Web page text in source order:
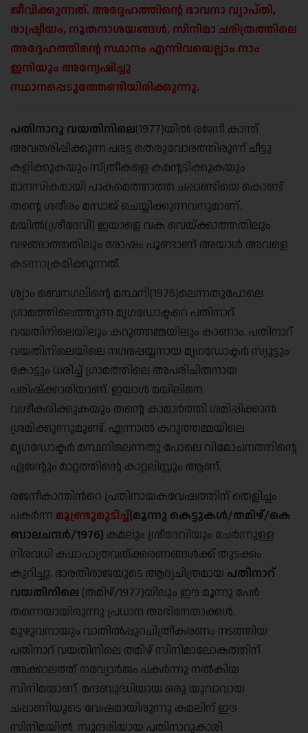
ജീവിക്കുന്നത്. അദ്ദേഹത്തിന്റെ ഭാവനാ വ്യാപ്തി,
രാഷ്ട്രീയം, നൂതനാശയങ്ങൾ, സിനിമാ ചരിത്രത്തിലെ
അദ്ദേഹത്തിന്റെ സ്ഥാനം എന്നിവയെല്ലാം നാം
ഇനിയും അന്വേഷിച്ചു
സ്ഥാനപ്പെടുത്തേണ്ടിയിരിക്കുന്നു.
പതിനാറു വയതിനിലെ(1977)യിൽ രജനീ കാന്ത്
അവതരിപ്പിക്കു‌ന്ന പരട്ട തെരുവോരത്തിരുന്ന് ചീട്ടു
കളിക്കുകയും സ്ത്രീകളെ കമന്റടിക്കുകയും
മാനസികമായി പാകമെത്താത്ത ചപ്പാണ്ടിയെ കൊണ്ട്
തന്റെ ശരീരം മസാജ് ചെയ്യിക്കുന്നവനുമാണ്.
മയിൽ(ശ്രീദേവി) ഇയാളെ വക വെയ്ക്കാത്തതിലും
വഴങ്ങാത്തതിലും രോഷം പൂണ്ടാണ് അയാൾ അവളെ
കടന്നാക്രമിക്കുന്നത്.
ശ്യാം ബെനഗലിന്റെ മന്ഥനി(1976)ലെന്നതുപോലെ
ഗ്രാമത്തിലെത്തുന്ന മൃഗഡോക്ടറെ പതിനാറ്
വയതിനിലെയിലും കറുത്തമ്മയിലും കാണാം. പതിനാറ്
വയതിനിലെയിലെ നഗരപ്പയ്യനായ മൃഗഡോക്ടർ സ്യൂട്ടും
കോട്ടും ധരിച്ച് ഗ്രാമത്തിലെ അപരിചിതനായ
പരിഷ്ക്കാരിയാണ്. ഇയാൾ മയിലിനെ
വശീകരിക്കുകയും തന്റെ കാമാർത്തി ശമിപ്പിക്കാൻ
ശ്രമിക്കുന്നുമുണ്ട്. എന്നാൽ കറുത്തമ്മയിലെ
മൃഗഡോക്ടർ മന്ഥനിലെന്നതു പോലെ വിമോചനത്തിന്റെ
ഏജന്റും മാറ്റത്തിന്റെ കാറ്റലിസ്റ്റും ആണ്.
രജനീകാന്തിന്‍റെ പ്രതിനായകവേഷത്തിന് തെളിച്ചം
പകര്‍ന്ന മൂണ്ട്രുമുടിച്ച്(മൂന്നു കെട്ടുകള്‍/തമിഴ്/കെ
ബാലചന്ദര്‍/1976) കമലും ശ്രീദേവിയും ചേര്‍ന്നുള്ള
നിരവധി കഥാപാത്രവത്ക്കരണങ്ങള്‍ക്ക് തുടക്കം
കുറിച്ചു. ഭാരതിരാജയുടെ ആദ്യചിത്രമായ പതിനാറ്
വയതിനിലെ (തമിഴ്/1977)യിലും ഈ മൂന്നു പേര്‍
തന്നെയായിരുന്നു പ്രധാന അഭിനേതാക്കള്‍.
മുഴുവനായും വാതില്‍പ്പുറചിത്രീകരണം നടത്തിയ
പതിനാറ് വയതിനിലെ തമിഴ് സിനിമാലോകത്തിന്
അക്കാലത്ത് നവ്യോര്‍ജം പകര്‍ന്നു നല്‍കിയ
സിനിമയാണ്. മന്ദബുദ്ധിയായ ഒരു യുവാവായ
ചപ്പാണിയുടെ വേഷമായിരുന്നു കമലിന് ഈ
സിനിമയില്‍. സുന്ദരിയായ പതിനാറുകാരി